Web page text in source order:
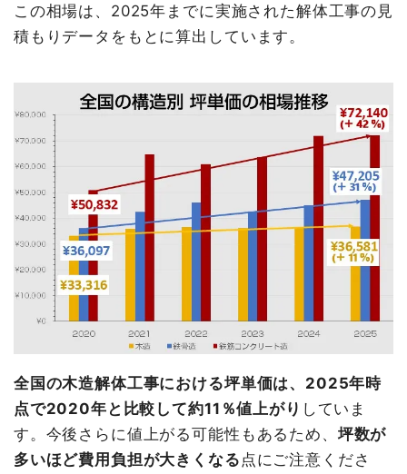
この相場は、2025年までに実施された解体工事の見
積もりデータをもとに算出しています。
全国の木造解体工事における坪単価は、2025年時
点で2020年と比較して約11％値上がり していま
す。今後さらに値上がる可能性もあるため、 坪数が
多いほど費用負担が大きくなる 点にご注意くださ